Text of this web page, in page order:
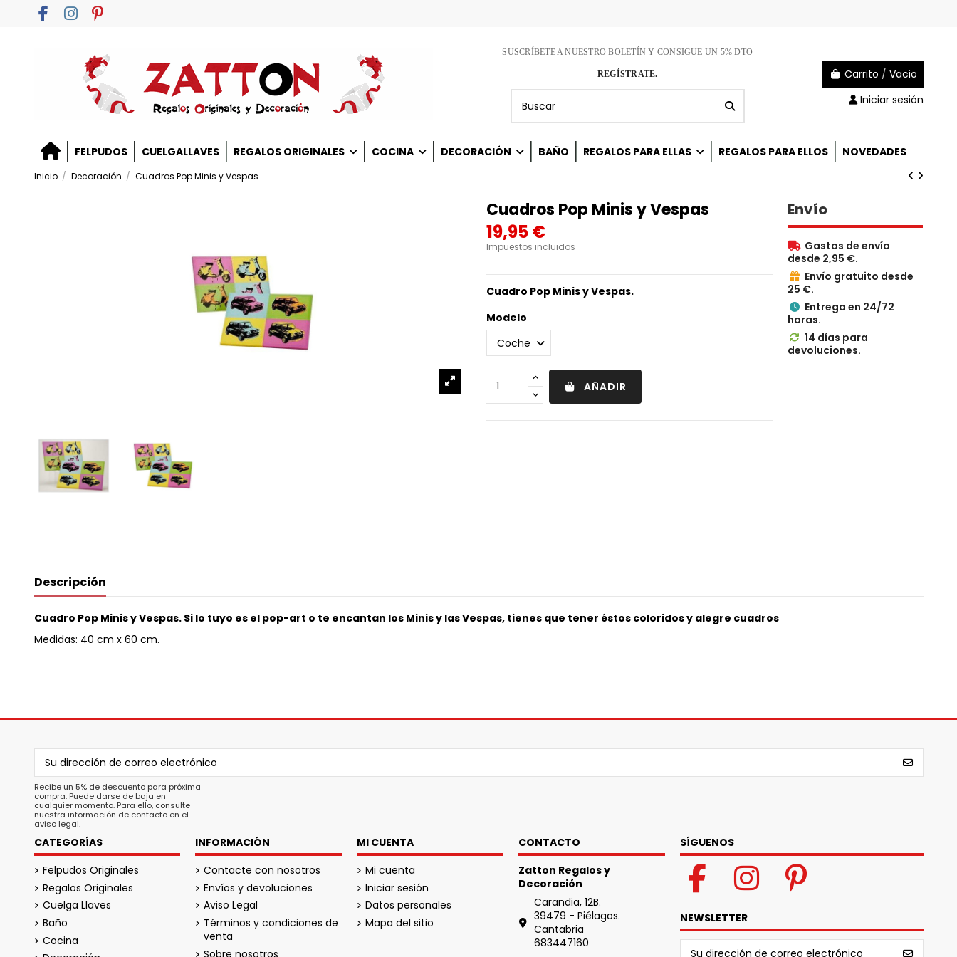
SUSCRÍBETE A NUESTRO BOLETÍN Y CONSIGUE UN 5% DTO
REGÍSTRATE. Carrito / Vacio
Iniciar sesión
FELPUDOS CUELGALLAVES REGALOS ORIGINALES COCINA DECORACIÓN BAÑO REGALOS PARA ELLAS REGALOS PARA ELLOS NOVEDADES
Inicio Decoración Cuadros Pop Minis y Vespas
Cuadros Pop Minis y Vespas
19,95 €
Impuestos incluidos
Cuadro Pop Minis y Vespas.
Modelo
AÑADIR
Envío
 Gastos de envío
desde 2,95 €.
 Envío gratuito desde
25 €.
 Entrega en 24/72
horas.
 14 días para
devoluciones.
Descripción
Cuadro Pop Minis y Vespas. Si lo tuyo es el pop-art o te encantan los Minis y las Vespas, tienes que tener éstos coloridos y alegre cuadros
Medidas: 40 cm x 60 cm.
Recibe un 5% de descuento para próxima
compra. Puede darse de baja en
cualquier momento. Para ello, consulte
nuestra información de contacto en el
aviso legal.
CATEGORÍAS
Felpudos Originales
Regalos Originales
Cuelga Llaves
Baño
Cocina
INFORMACIÓN
Contacte con nosotros
Envíos y devoluciones
Aviso Legal
Términos y condiciones de
venta
Sobre nosotros
MI CUENTA
Mi cuenta
Iniciar sesión
Datos personales
Mapa del sitio
CONTACTO
Zatton Regalos y
Decoración
Carandia, 12B.
39479 - Piélagos.
Cantabria
683447160
SÍGUENOS
NEWSLETTER